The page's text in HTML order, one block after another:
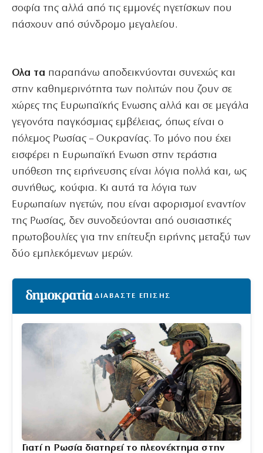
σοφία της αλλά από τις εμμονές ηγετίσκων που
πάσχουν από σύνδρομο μεγαλείου.
Ολα τα παραπάνω αποδεικνύονται συνεχώς και
στην καθημερινότητα των πολιτών που ζουν σε
χώρες της Ευρωπαϊκής Ενωσης αλλά και σε μεγάλα
γεγονότα παγκόσμιας εμβέλειας, όπως είναι ο
πόλεμος Ρωσίας – Ουκρανίας. Το μόνο που έχει
εισφέρει η Ευρωπαϊκή Ενωση στην τεράστια
υπόθεση της ειρήνευσης είναι λόγια πολλά και, ως
συνήθως, κούφια. Κι αυτά τα λόγια των
Ευρωπαίων ηγετών, που είναι αφορισμοί εναντίον
της Ρωσίας, δεν συνοδεύονται από ουσιαστικές
πρωτοβουλίες για την επίτευξη ειρήνης μεταξύ των
δύο εμπλεκόμενων μερών.
ΔΙΑΒΑΣΤΕ ΕΠΙΣΗΣ
Γιατί η Ρωσία διατηρεί το πλεονέκτημα στην